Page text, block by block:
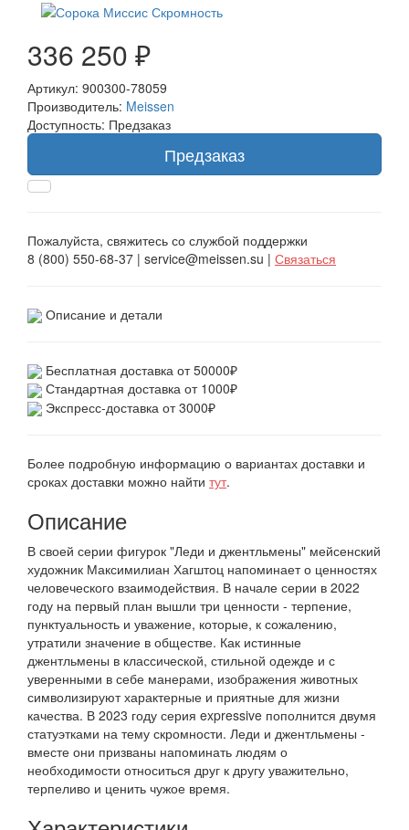
336 250 ₽
Артикул: 900300-78059
Производитель: Meissen
Доступность: Предзаказ
Предзаказ
Пожалуйста, свяжитесь со службой поддержки
8 (800) 550-68-37 | service@meissen.su | Связаться
Описание и детали
Бесплатная доставка от 50000₽
Стандартная доставка от 1000₽
Экспресс-доставка от 3000₽
Более подробную информацию о вариантах доставки и
сроках доставки можно найти тут.
Описание
В своей серии фигурок "Леди и джентльмены" мейсенский
художник Максимилиан Хагштоц напоминает о ценностях
человеческого взаимодействия. В начале серии в 2022
году на первый план вышли три ценности - терпение,
пунктуальность и уважение, которые, к сожалению,
утратили значение в обществе. Как истинные
джентльмены в классической, стильной одежде и с
уверенными в себе манерами, изображения животных
символизируют характерные и приятные для жизни
качества. В 2023 году серия expressive пополнится двумя
статуэтками на тему скромности. Леди и джентльмены -
вместе они призваны напоминать людям о
необходимости относиться друг к другу уважительно,
терпеливо и ценить чужое время.